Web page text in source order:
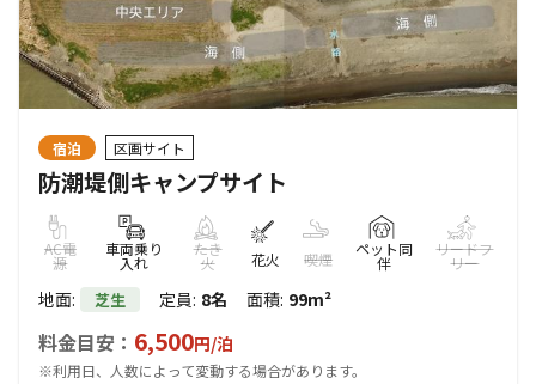
宿泊 区画サイト
防潮堤側キャンプサイト
AC電
源
車両乗り
入れ
たき
火 花火 喫煙
ペット同
伴
リードフ
リー
地面: 芝生 定員: 8名 面積: 99m²
料金目安： 6,500円/泊
※利用日、人数によって変動する場合があります。